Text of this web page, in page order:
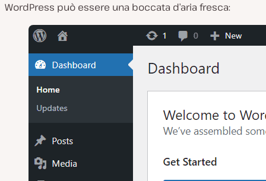
WordPress può essere una boccata d’aria fresca: